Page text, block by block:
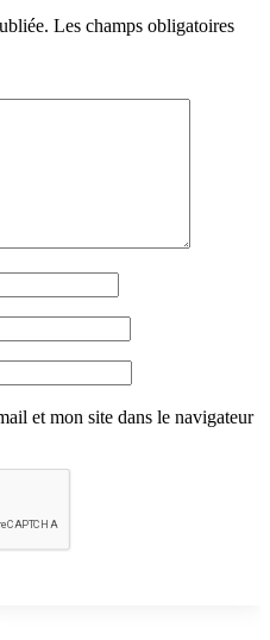
Les champs obligatoires
et mon site dans le navigateur